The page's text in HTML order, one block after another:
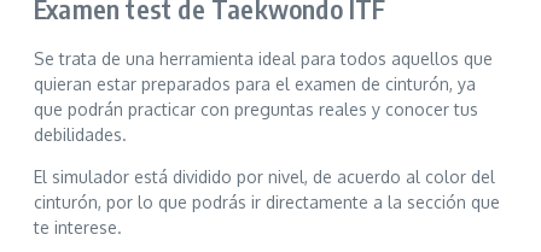
Examen test de Taekwondo ITF
Se trata de una herramienta ideal para todos aquellos que
quieran estar preparados para el examen de cinturón, ya
que podrán practicar con preguntas reales y conocer tus
debilidades.
El simulador está dividido por nivel, de acuerdo al color del
cinturón, por lo que podrás ir directamente a la sección que
te interese.